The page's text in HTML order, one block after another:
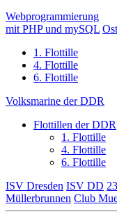
Webprogrammierung
mit PHP und mySQL
1. Flottille
4. Flottille
6. Flottille
Volksmarine der DDR
Flottillen der DDR
1. Flottille
4. Flottille
6. Flottille
ISV Dresden ISV DD
Müllerbrunnen Club